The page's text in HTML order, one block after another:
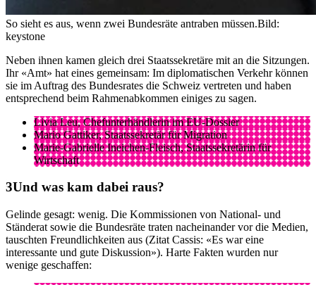
So sieht es aus, wenn zwei Bundesräte antraben müssen.Bild:
keystone
Neben ihnen kamen gleich drei Staatssekretäre mit an die Sitzungen.
Ihr «Amt» hat eines gemeinsam: Im diplomatischen Verkehr können
sie im Auftrag des Bundesrates die Schweiz vertreten und haben
entsprechend beim Rahmenabkommen einiges zu sagen.
Livia Leu, Chefunterhändlerin im EU-Dossier
Mario Gattiker, Staatssekretär für Migration
Marie-Gabrielle Ineichen-Fleisch, Staatssekretärin für
Wirtschaft
Und was kam dabei raus?
Gelinde gesagt: wenig. Die Kommissionen von National- und
Ständerat sowie die Bundesräte traten nacheinander vor die Medien,
tauschten Freundlichkeiten aus (Zitat Cassis: «Es war eine
interessante und gute Diskussion»). Harte Fakten wurden nur
wenige geschaffen: